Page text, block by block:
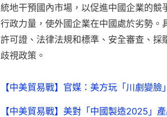
統地干預國內市場，以促進中國企業的競
行政力量，使外國企業在中國處於劣勢。
許可證、法律法規和標準、安全審查、採
歧視政策。
【中美貿易戰】官媒：美方玩「川劇變
【中美貿易戰】美對「中國製造2025」